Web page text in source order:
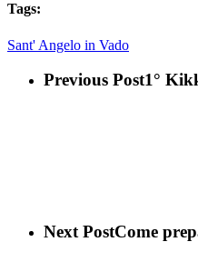
Tags:
Sant' Angelo in Vado
Previous Post1°
Next PostCome